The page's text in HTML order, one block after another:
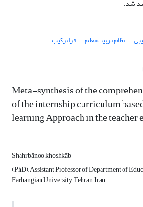
شد.
نظام تربیت‌معلم فراترکیب
Meta-synthesis of the
of the internship curriculum
learning Approach in the teacher
Shahrbānoo khoshkāb
(PhD), Assistant Professor of Department of
Farhangian University, Tehran, Iran